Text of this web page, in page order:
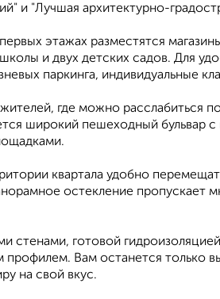
и "Лучшая архитектурно-
этажах разместятся
и двух детских садов. Для
паркинга, индивидуальные
где можно расслабиться
широкий пешеходный бульвар
квартала удобно
остекление пропускает
стенами, готовой
Вам останется только
на свой вкус.